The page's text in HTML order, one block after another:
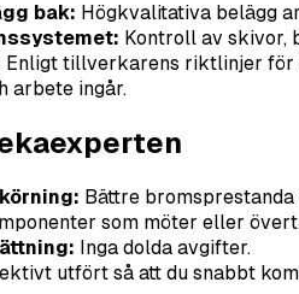
bak: Högkvalitativa belägg
Kontroll av skivor,
Enligt tillverkarens riktlinjer för
arbete ingår.
Bättre
som möter eller
Inga dolda avgifter.
utfört så att du snabbt